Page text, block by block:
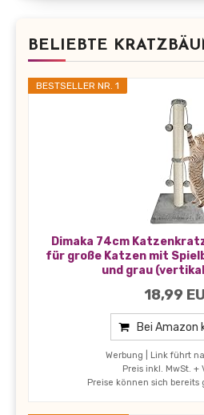
BELIEBTE
BESTSELLER NR. 1
Dimaka 74cm
für große Katzen mit
und grau
18,99
Bei Amazon
Werbung | Link führt
Preis inkl. MwSt. +
Preise können sich bereits